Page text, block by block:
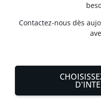
Contactez-nous dès